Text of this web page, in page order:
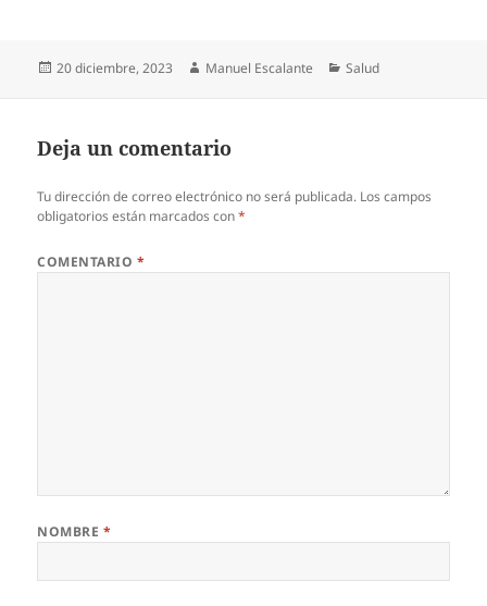
Publicado
20 diciembre, 2023 Autor
Manuel Escalante Categorías
Salud
Deja un comentario
Tu dirección de correo electrónico no será publicada. Los campos
obligatorios están marcados con*
COMENTARIO *
NOMBRE *